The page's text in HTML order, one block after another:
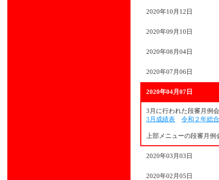
2020年10月12日
2020年09月10日
2020年08月04日
2020年07月06日
2020年04月07日
3月に行われた段審月例
3月成績表
令和２年総
上部メニューの段審月例
2020年03月03日
2020年02月05日